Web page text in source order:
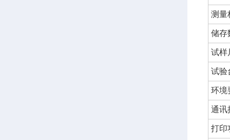
测量
储存
试样
试验
环境
通讯
打印